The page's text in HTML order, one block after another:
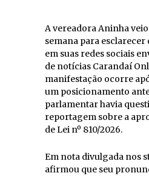
A vereadora Aninha
semana para esclarecer
em suas redes sociais
de notícias Carandaí
manifestação ocorre
um posicionamento
parlamentar havia
reportagem sobre a
de Lei nº 810/2026.
Em nota divulgada nos
afirmou que seu